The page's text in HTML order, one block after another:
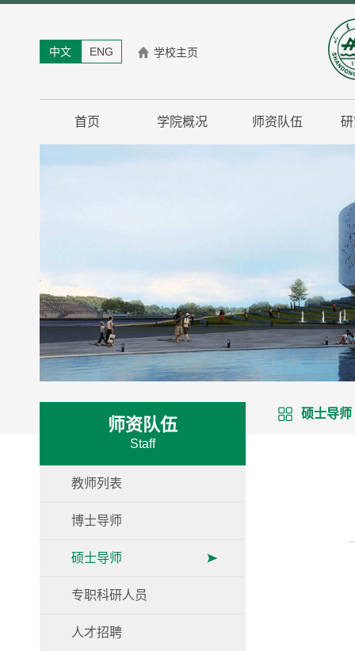
中文 ENG 学校主页
首页 学院概况 师资队伍
师资队伍
Staff
教师列表
博士导师
硕士导师
专职科研人员
人才招聘
硕士导师